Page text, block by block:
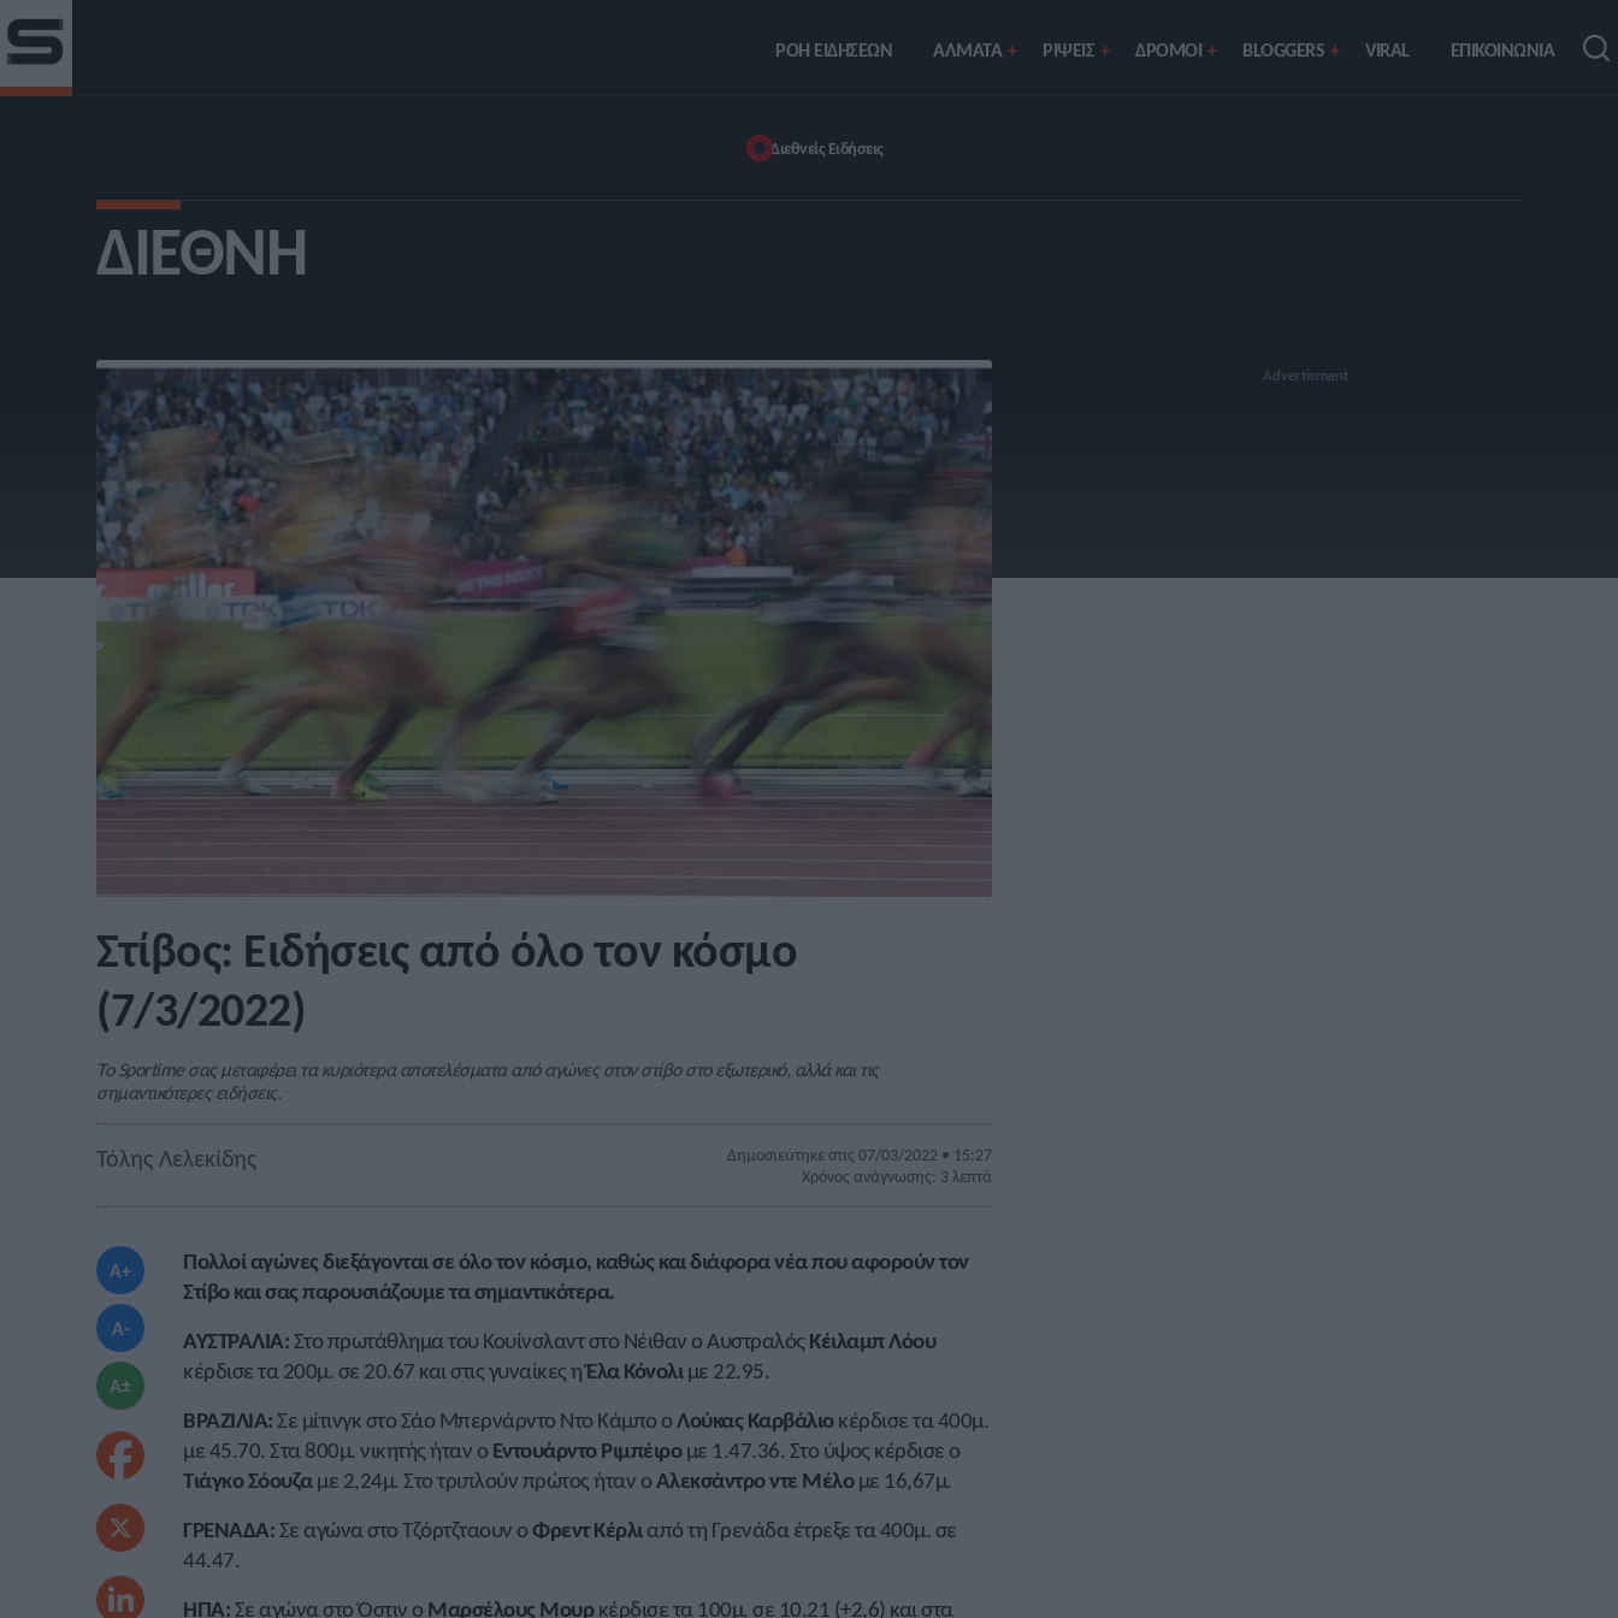
ΡΟΗ ΕΙΔΗΣΕΩΝ ΑΛΜΑΤΑ ΡIΨΕΙΣ ΔΡΟΜΟΙ BLOGGERS VIRAL ΕΠΙΚΟΙΝΩΝΙΑ
Διεθνείς Ειδήσεις
ΔΙΕΘΝΉ
Στίβος: Ειδήσεις από όλο τον κόσμο
(7/3/2022)
Το Sportime σας μεταφέρει τα κυριότερα αποτελέσματα από αγώνες στον στίβο στο εξωτερικό, αλλά και τις
σημαντικότερες ειδήσεις.
Τόλης Λελεκίδης
Δημοσιεύτηκε στις 07/03/2022 • 15:27
Χρόνος ανάγνωσης: 3 λεπτά
A+
A-
A±
Πολλοί αγώνες διεξάγονται σε όλο τον κόσμο, καθώς και διάφορα νέα που αφορούν τον
Στίβο και σας παρουσιάζουμε τα σημαντικότερα.
ΑΥΣΤΡΑΛΙΑ:Στο πρωτάθλημα του Κουίνσλαντ στο Νέιθαν ο Αυστραλός Κέιλαμπ Λόου
κέρδισε τα 200μ. σε 20.67 και στις γυναίκες ηΈλα Κόνολιμε 22.95.
ΒΡΑΖΙΛΙΑ:Σε μίτινγκ στο Σάο Μπερνάρντο Ντο Κάμπο οΛούκας Καρβάλιοκέρδισε τα 400μ.
με 45.70. Στα 800μ. νικητής ήταν ο Εντουάρντο Ριμπέιρομε 1.47.36. Στο ύψος κέρδισε ο
Τιάγκο Σόουζαμε 2,24μ. Στο τριπλούν πρώτος ήταν οΑλεκσάντρο ντε Μέλομε 16,67μ.
ΓΡΕΝΑΔΑ:Σε αγώνα στο Τζόρτζταουν οΦρεντ Κέρλιαπό τη Γρενάδα έτρεξε τα 400μ. σε
44.47.
ΗΠΑ:Σε αγώνα στο Όστιν ο Μαρσέλους Μουρκέρδισε τα 100μ. σε 10.21 (+2,6) και στα